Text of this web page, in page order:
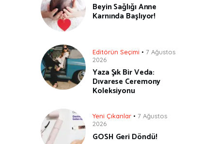
Beyin Sağlığı Anne
Karnında Başlıyor!
Editörün Seçimi
7 Ağustos
2026
Yaza Şık Bir Veda:
Dıvarese Ceremony
Koleksiyonu
Yeni Çıkanlar
7 Ağustos
2026
GOSH Geri Döndü!